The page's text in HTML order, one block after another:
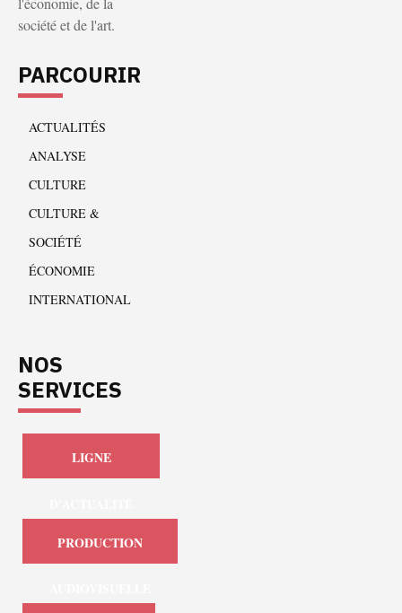
société et de l'art.
PARCOURIR
ACTUALITÉS
ANALYSE
CULTURE
CULTURE &
SOCIÉTÉ
ÉCONOMIE
INTERNATIONAL
NOS
SERVICES
LIGNE
PRODUCTION